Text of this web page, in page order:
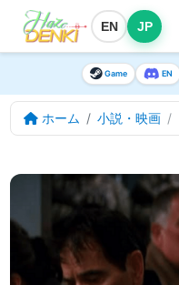
EN JP
Game EN
ホーム 小説・映画